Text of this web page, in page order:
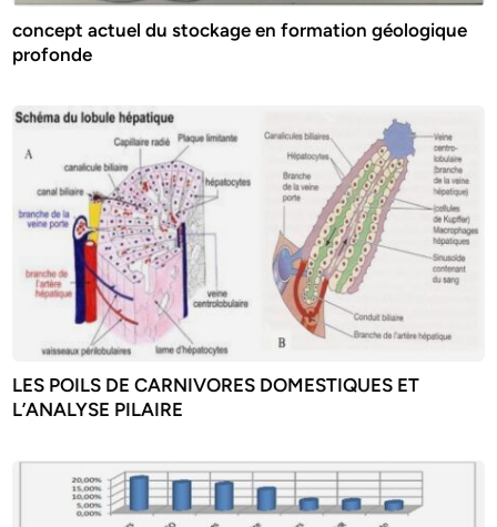
concept actuel du stockage en formation géologique
profonde
LES POILS DE CARNIVORES DOMESTIQUES ET
L’ANALYSE PILAIRE